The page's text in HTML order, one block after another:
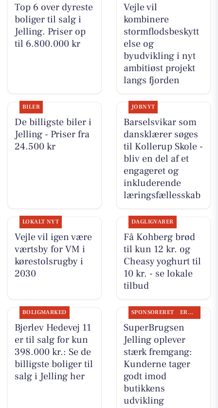
Top 6 over dyreste
boliger til salg i
Jelling. Priser op
til 6.800.000 kr
Vejle vil
kombinere
stormflodsbeskytt
else og
byudvikling i nyt
ambitiøst projekt
langs fjorden
BILER
De billigste biler i
Jelling - Priser fra
24.500 kr
JOBNYT
Barselsvikar som
dansklærer søges
til Kollerup Skole -
bliv en del af et
engageret og
inkluderende
læringsfællesskab
LOKALT NYT
Vejle vil igen være
værtsby for VM i
kørestolsrugby i
2030
DAGLIGVARER
Få Kohberg brød
til kun 12 kr. og
Cheasy yoghurt til
10 kr. - se lokale
tilbud
BOLIGMARKED
Bjerlev Hedevej 11
er til salg for kun
398.000 kr.: Se de
billigste boliger til
salg i Jelling her
SPONSORERET ERHVERV
SuperBrugsen
Jelling oplever
stærk fremgang:
Kunderne tager
godt imod
butikkens
udvikling